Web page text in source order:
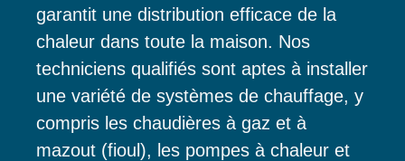
garantit une distribution efficace de la
chaleur dans toute la maison. Nos
techniciens qualifiés sont aptes à installer
une variété de systèmes de chauffage, y
compris les chaudières à gaz et à
mazout (fioul), les pompes à chaleur et